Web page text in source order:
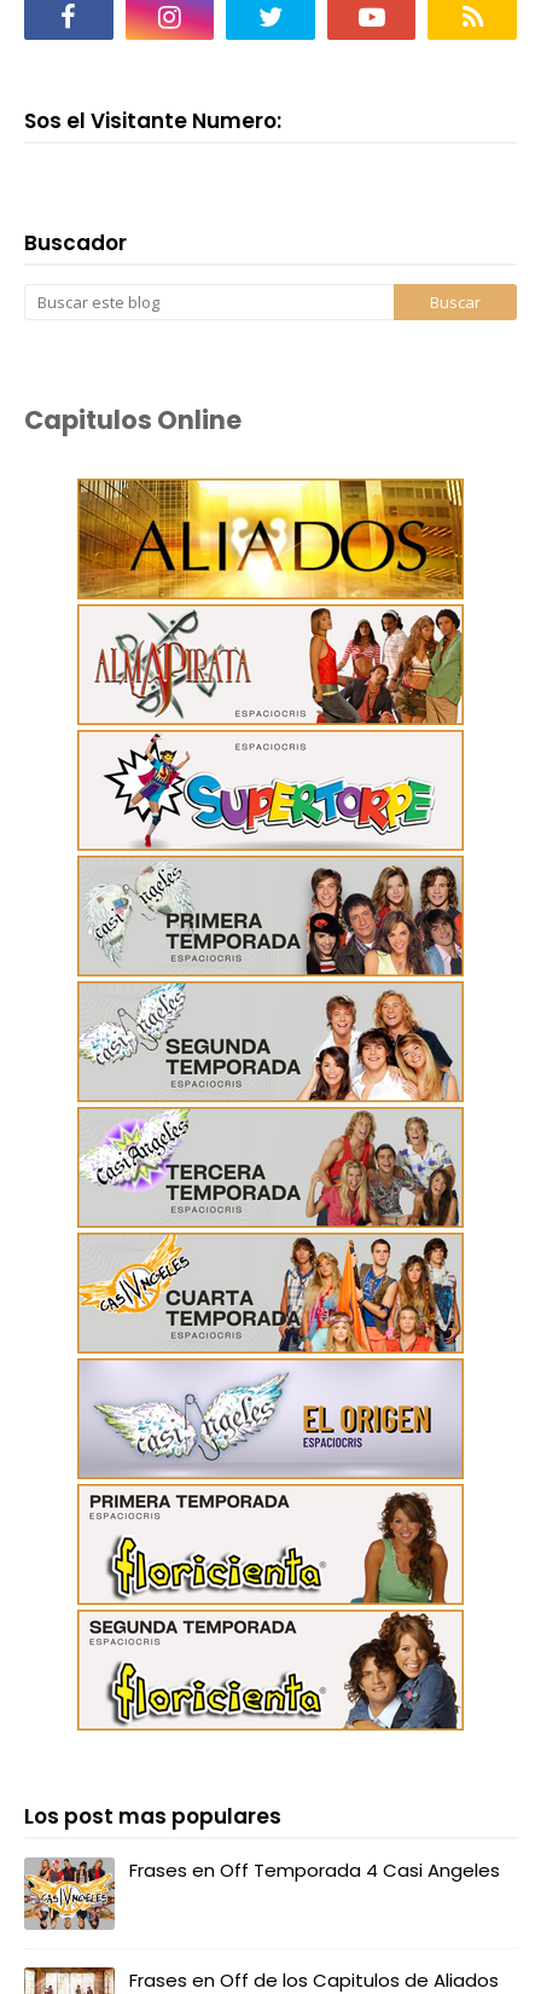
Sos el Visitante Numero:
Buscador
Capitulos Online
Los post mas populares
Frases en Off Temporada 4 Casi Angeles
Frases en Off de los Capitulos de Aliados